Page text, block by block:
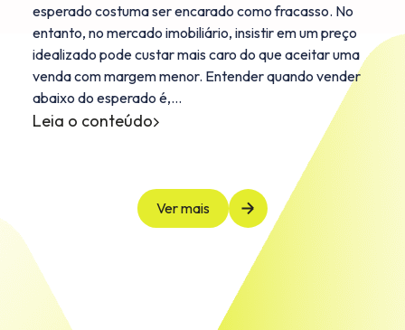
esperado costuma ser encarado como fracasso. No
entanto, no mercado imobiliário, insistir em um preço
idealizado pode custar mais caro do que aceitar uma
venda com margem menor. Entender quando vender
abaixo do esperado é,…
Leia o conteúdo
Ver mais